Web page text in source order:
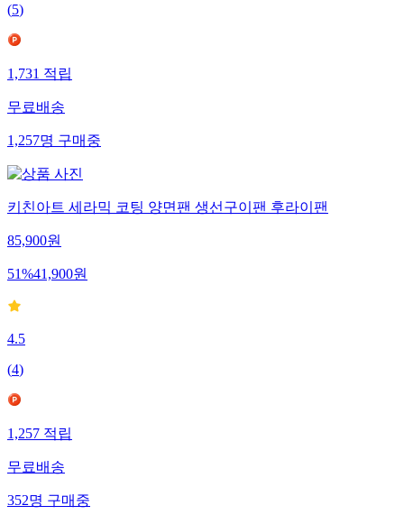
(5)
1,731 적립
무료배송
1,257명 구매중
키친아트 세라믹 코팅 양면팬 생선구이팬 후라이팬
85,900원
51%41,900원
4.5
(4)
1,257 적립
무료배송
352명 구매중